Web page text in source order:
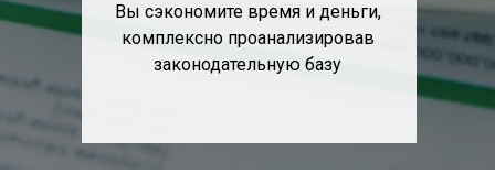
Вы сэкономите время и деньги,
комплексно проанализировав
законодательную базу